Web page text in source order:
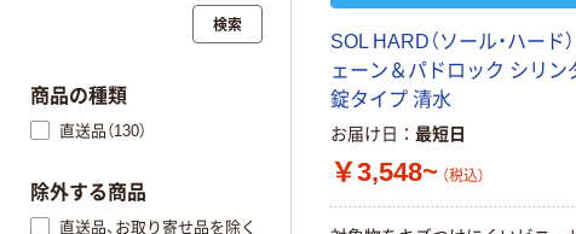
SOL HARD（ソール・ハード
ェーン＆パドロック シリン
錠タイプ 清水
お届け日 最短日
￥3,548~ （税込）
検索
商品の種類
直送品（130）
除外する商品
直送品、お取り寄せ品を除く